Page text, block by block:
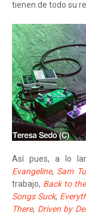
tienen de todo su
Así pues, a lo
Evangeline, Sam
trabajo, Back to
Songs Suck,
There, Driven by